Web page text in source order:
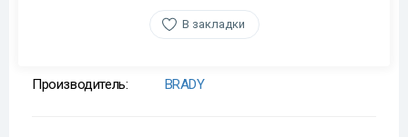
В закладки
Производитель: BRADY